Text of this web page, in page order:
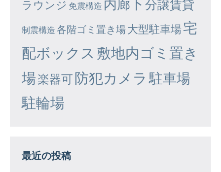
ラウンジ 免震構造 内廊下分譲賃貸
制震構造 各階ゴミ置き場大型駐車場宅
配ボックス 敷地内ゴミ置き
場楽器可防犯カメラ 駐車場
駐輪場
最近の投稿